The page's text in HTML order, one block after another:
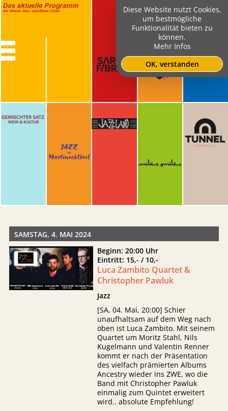
SAMSTAG, 4. MAI 2024
Beginn: 20:00 Uhr
Eintritt: 15,- / 10,-
Luca Zambito Quartet &
Christopher Pawluk
Jazz
[SA, 04. Mai, 20:00] Schier
unaufhaltsam auf dem Weg nach
oben ist Luca Zambito. Mit seinem
Quartet um Moritz Stahl, Nils
Kugelmann und Valentin Renner
kommt er nach der Präsentation
des vielfach prämierten Albums
Ancestry wieder ins ZWE, wo die
Band mit Christopher Pawluk
einmalig zum Quintet erweitert
wird.. absolute Empfehlung!
Diese Website nutzt Cookies,
um bestmögliche
Funktionalität bieten zu
können.
Mehr Infos
OK, verstanden